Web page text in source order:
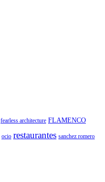
fearless architecture FLAMENCO
ocio restaurantes sanchez romero